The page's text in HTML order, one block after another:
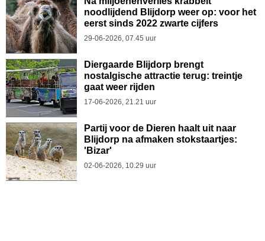
noodlijdend Blijdorp weer op: voor het
eerst sinds 2022 zwarte cijfers
29-06-2026, 07.45 uur
Diergaarde Blijdorp brengt
nostalgische attractie terug: treintje
gaat weer rijden
17-06-2026, 21.21 uur
Partij voor de Dieren haalt uit naar
Blijdorp na afmaken stokstaartjes:
'Bizar'
02-06-2026, 10.29 uur